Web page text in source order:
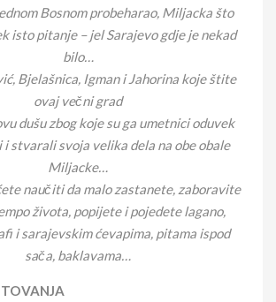
Bosnom probeharao, Miljacka što
isto pitanje – jel Sarajevo gdje je nekad
bilo…
Bjelašnica, Igman i Jahorina koje štite
ovaj večni grad
dušu zbog koje su ga umetnici oduvek
stvarali svoja velika dela na obe obale
Miljacke…
naučiti da malo zastanete, zaboravite
života, popijete i pojedete lagano,
i sarajevskim ćevapima, pitama ispod
sača, baklavama…